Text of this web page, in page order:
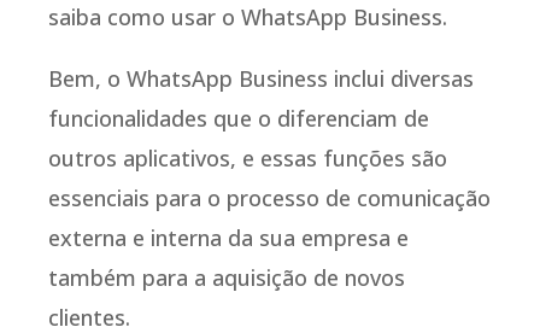
saiba como usar o WhatsApp Business.
Bem, o WhatsApp Business inclui diversas
funcionalidades que o diferenciam de
outros aplicativos, e essas funções são
essenciais para o processo de comunicação
externa e interna da sua empresa e
também para a aquisição de novos
clientes.